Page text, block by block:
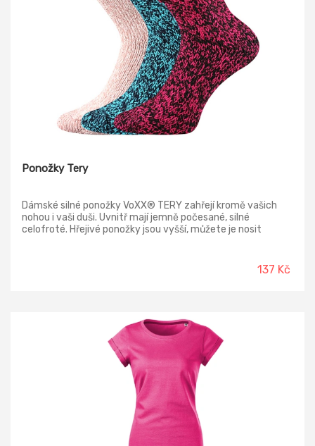
Ponožky Tery
Dámské silné ponožky VoXX® TERY zahřejí kromě vašich
nohou i vaši duši. Uvnitř mají jemně počesané, silné
celofroté. Hřejivé ponožky jsou vyšší, můžete je nosit
Barevné ponožky jsou ideální pro zimní aktivity, ale také i na
domácí lenošení na pohovce nebo při sledování televize.
137 Kč